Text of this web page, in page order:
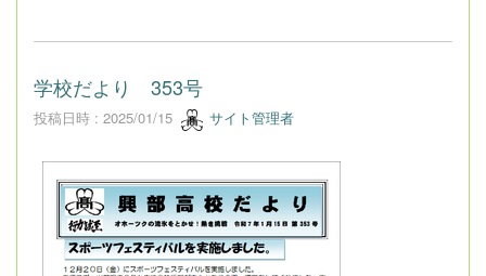
学校だより 353号
投稿日時 : 2025/01/15 サイト管理者